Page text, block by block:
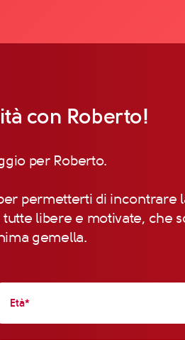
con Roberto!
per Roberto.
permetterti di incontrare
libere e motivate, che
gemella.